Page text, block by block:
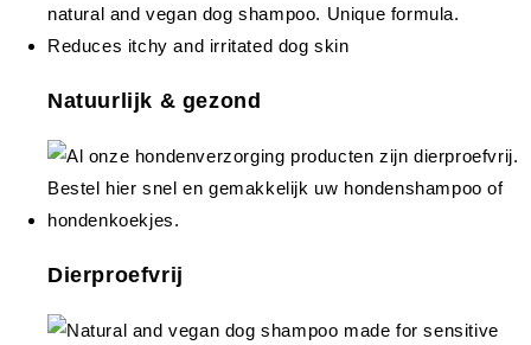
Natuurlijk & gezond
Dierproefvrij